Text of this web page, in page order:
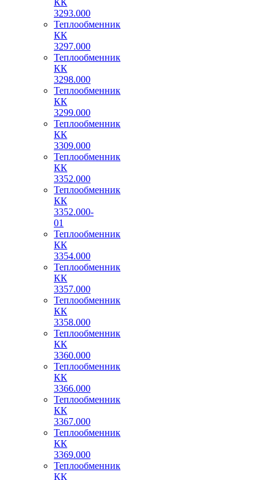
3293.000
Теплообменник
КК
3297.000
Теплообменник
КК
3298.000
Теплообменник
КК
3299.000
Теплообменник
КК
3309.000
Теплообменник
КК
3352.000
Теплообменник
КК
3352.000-
01
Теплообменник
КК
3354.000
Теплообменник
КК
3357.000
Теплообменник
КК
3358.000
Теплообменник
КК
3360.000
Теплообменник
КК
3366.000
Теплообменник
КК
3367.000
Теплообменник
КК
3369.000
Теплообменник
КК